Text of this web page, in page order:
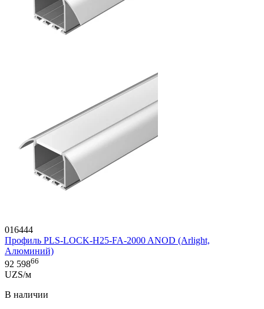
016444
Профиль PLS-LOCK-H25-FA-2000 ANOD (Arlight,
Алюминий)
92 59866
UZS/м
В наличии